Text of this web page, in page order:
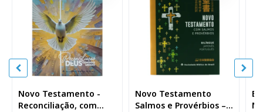
Novo Testamento -
Reconciliação, com
Novo Testamento
Salmos e Provérbios –